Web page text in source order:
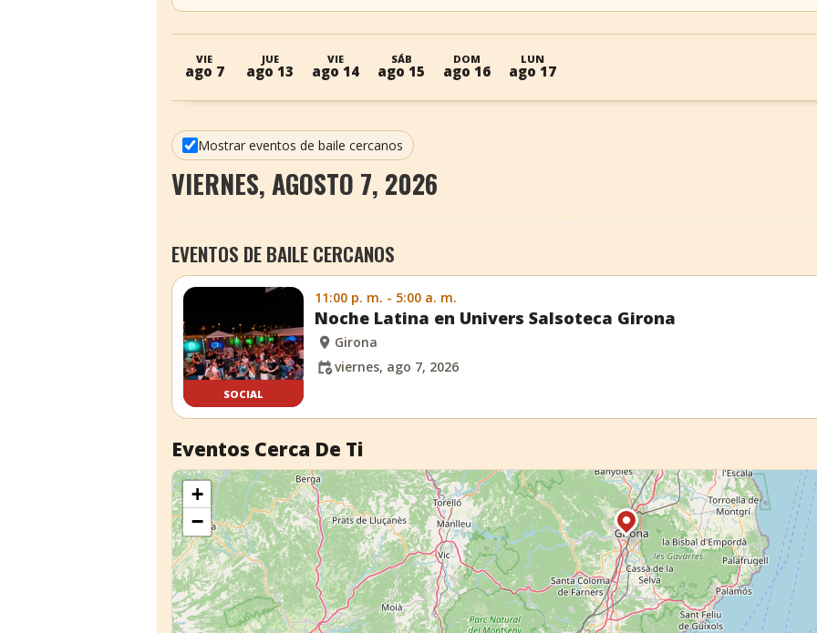
VIE
ago 7
JUE
ago 13
VIE
ago 14
SÁB
ago 15
DOM
ago 16
LUN
ago 17
Mostrar eventos de baile cercanos
VIERNES, AGOSTO 7, 2026
EVENTOS DE BAILE CERCANOS
SOCIAL
11:00 p. m. - 5:00 a. m.
Noche Latina en Univers Salsoteca Girona
Girona
viernes, ago 7, 2026
Eventos Cerca De Ti
+
−